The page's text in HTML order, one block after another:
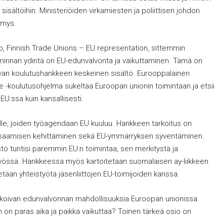
Ministeriöiden virkamiesten ja poliittisen johdon
Finnish Trade Unions – EU representation, sittemmin
ydintä on EU-edunvalvonta ja vaikuttaminen. Tämä on
koulutushankkeen keskeinen sisältö. Eurooppalainen
koulutusohjelma sukeltaa Euroopan unionin toimintaan ja etsii
kuin kansallisesti.
joiden työagendaan EU kuuluu. Hankkeen tarkoitus on
kehittäminen sekä EU-ymmärryksen syventäminen.
tuntisi paremmin EU:n toimintaa, sen merkitystä ja
Hankkeessa myös kartoitetaan suomalaisen ay-liikkeen
yhteistyötä jäsenliittojen EU-toimijoiden kanssa.
edunvalvonnan mahdollisuuksia Euroopan unionissa.
paras aika ja paikka vaikuttaa? Toinen tärkeä osio on